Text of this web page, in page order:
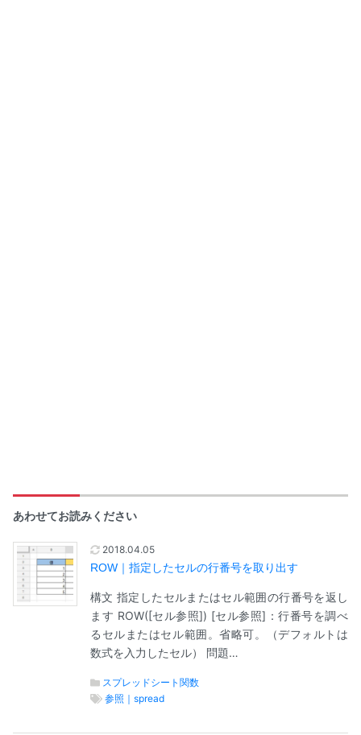
あわせてお読みください
2018.04.05
ROW｜指定したセルの行番号を取り出す
構文 指定したセルまたはセル範囲の行番号を返し
ます ROW([セル参照]) [セル参照]：行番号を調べ
るセルまたはセル範囲。省略可。（デフォルトは
数式を入力したセル） 問題…
スプレッドシート関数
参照｜spread